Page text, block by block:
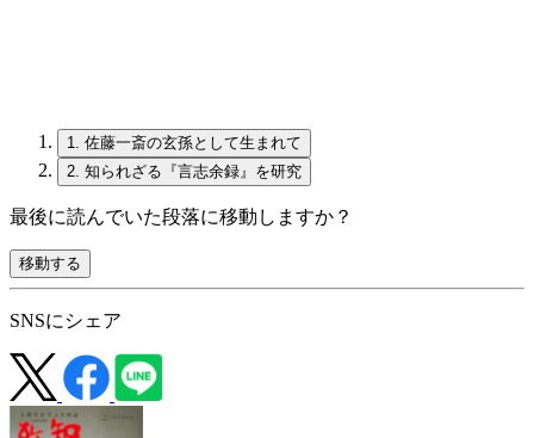
1.
佐藤一斎の玄孫として生まれて
2. 知られざる『言志余録』を研究
最後に読んでいた段落に移動しますか？
移動する
SNSにシェア